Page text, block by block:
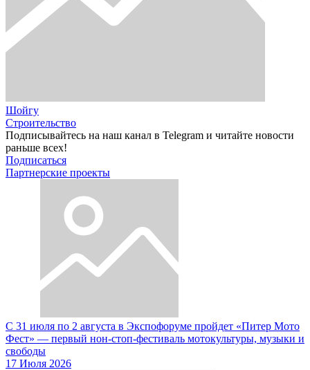
Шойгу
Строительство
Подписывайтесь на наш канал в Telegram и читайте новости
раньше всех!
Подписаться
Партнерские проекты
С 31 июля по 2 августа в Экспофоруме пройдет «Питер Мото
Фест» — первый нон-стоп-фестиваль мотокультуры, музыки и
свободы
17 Июля 2026